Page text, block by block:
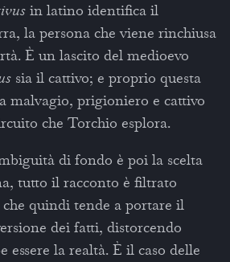
in latino identifica il
la persona che viene rinchiusa
È un lascito del medioevo
sia il cattivo; e proprio questa
malvagio, prigioniero e cattivo
che Torchio esplora.
di fondo è poi la scelta
tutto il racconto è filtrato
che quindi tende a portare il
dei fatti, distorcendo
essere la realtà. È il caso delle